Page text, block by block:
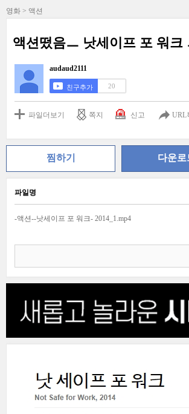
영화 > 액션
액션떴음ㅡ 낫세이프 포 워크
audaud2111
친구추가 20
파일더보기 쪽지 신고 URL
찜하기 다운로
파일명
-액션--낫세이프 포 워크- 2014_1.mp4